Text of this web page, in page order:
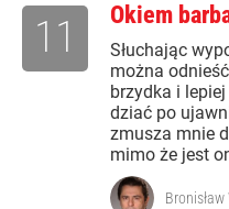
Okiem
Słuchając
można
brzydka i
dziać po
zmusza mnie
mimo że jest
11